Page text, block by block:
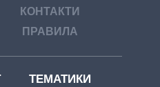
КОНТАКТИ
ПРАВИЛА
ТЕМАТИКИ